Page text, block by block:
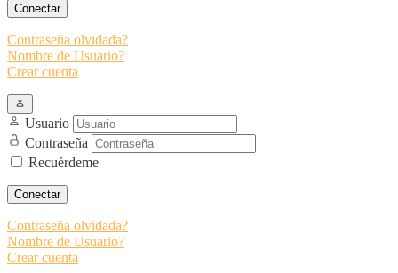
Conectar
Contraseña olvidada?
Nombre de Usuario?
Crear cuenta
Usuario
Contraseña
Recuérdeme
Conectar
Contraseña olvidada?
Nombre de Usuario?
Crear cuenta